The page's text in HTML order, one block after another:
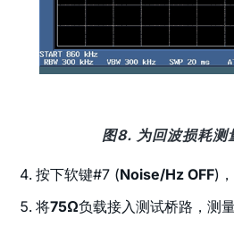
图8. 为回波损耗
按下软键#7 (Noise/Hz OFF)
将75Ω负载接入测试桥路，测